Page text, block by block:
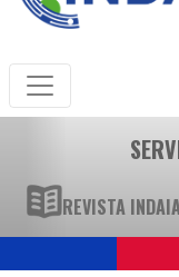
REVISTA